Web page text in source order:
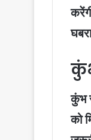
कुंभ
को